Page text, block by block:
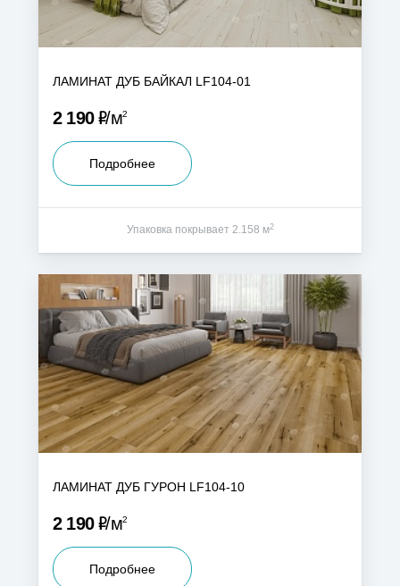
ЛАМИНАТ ДУБ БАЙКАЛ LF104-01
2 190Р м2
Подробнее
Упаковка покрывает 2.158 м2
ЛАМИНАТ ДУБ ГУРОН LF104-10
2 190Р м2
Подробнее